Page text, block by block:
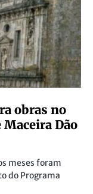
obras no
Dão
meses foram
do Programa